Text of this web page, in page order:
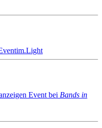
Event bei Bands in